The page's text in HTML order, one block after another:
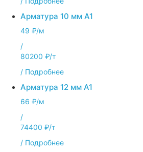
Арматура 10 мм А1
49 ₽/м
/
80200 ₽/т
/ Подробнее
Арматура 12 мм А1
66 ₽/м
/
74400 ₽/т
/ Подробнее